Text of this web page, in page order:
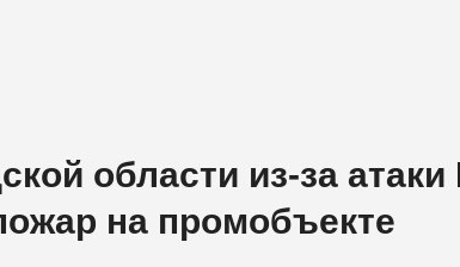
области из-за
на промобъекте